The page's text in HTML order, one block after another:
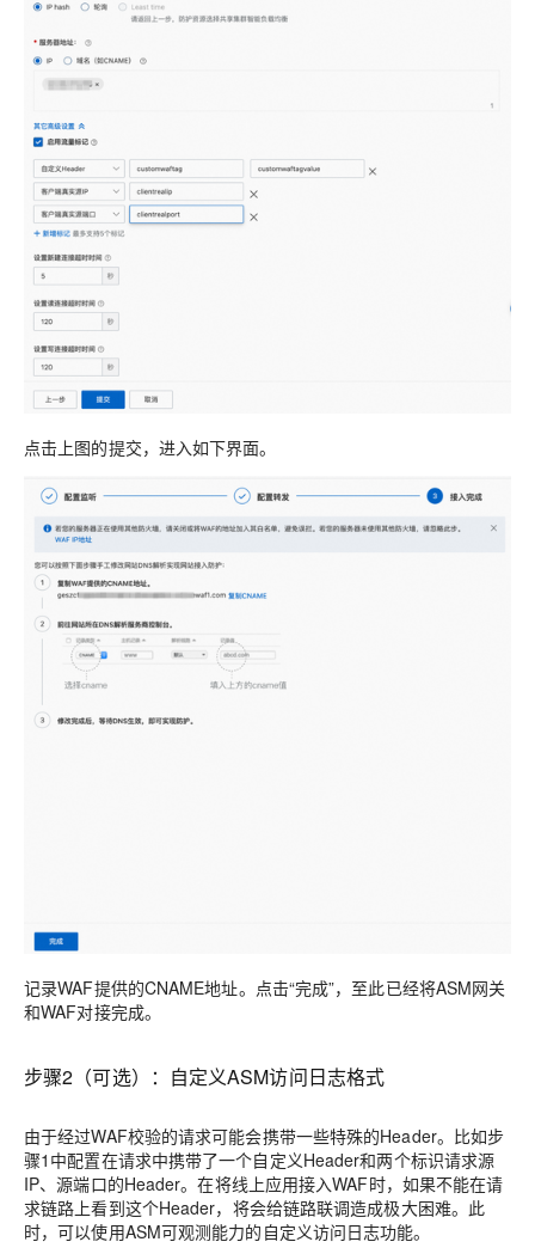
点击上图的提交，进入如下界面。
记录WAF提供的CNAME地址。点击“完成”，至此已经将ASM网关
和WAF对接完成。
步骤2（可选）：自定义ASM访问日志格式
由于经过WAF校验的请求可能会携带一些特殊的Header。比如步
骤1中配置在请求中携带了一个自定义Header和两个标识请求源
IP、源端口的Header。在将线上应用接入WAF时，如果不能在请
求链路上看到这个Header，将会给链路联调造成极大困难。此
时，可以使用ASM可观测能力的自定义访问日志功能。